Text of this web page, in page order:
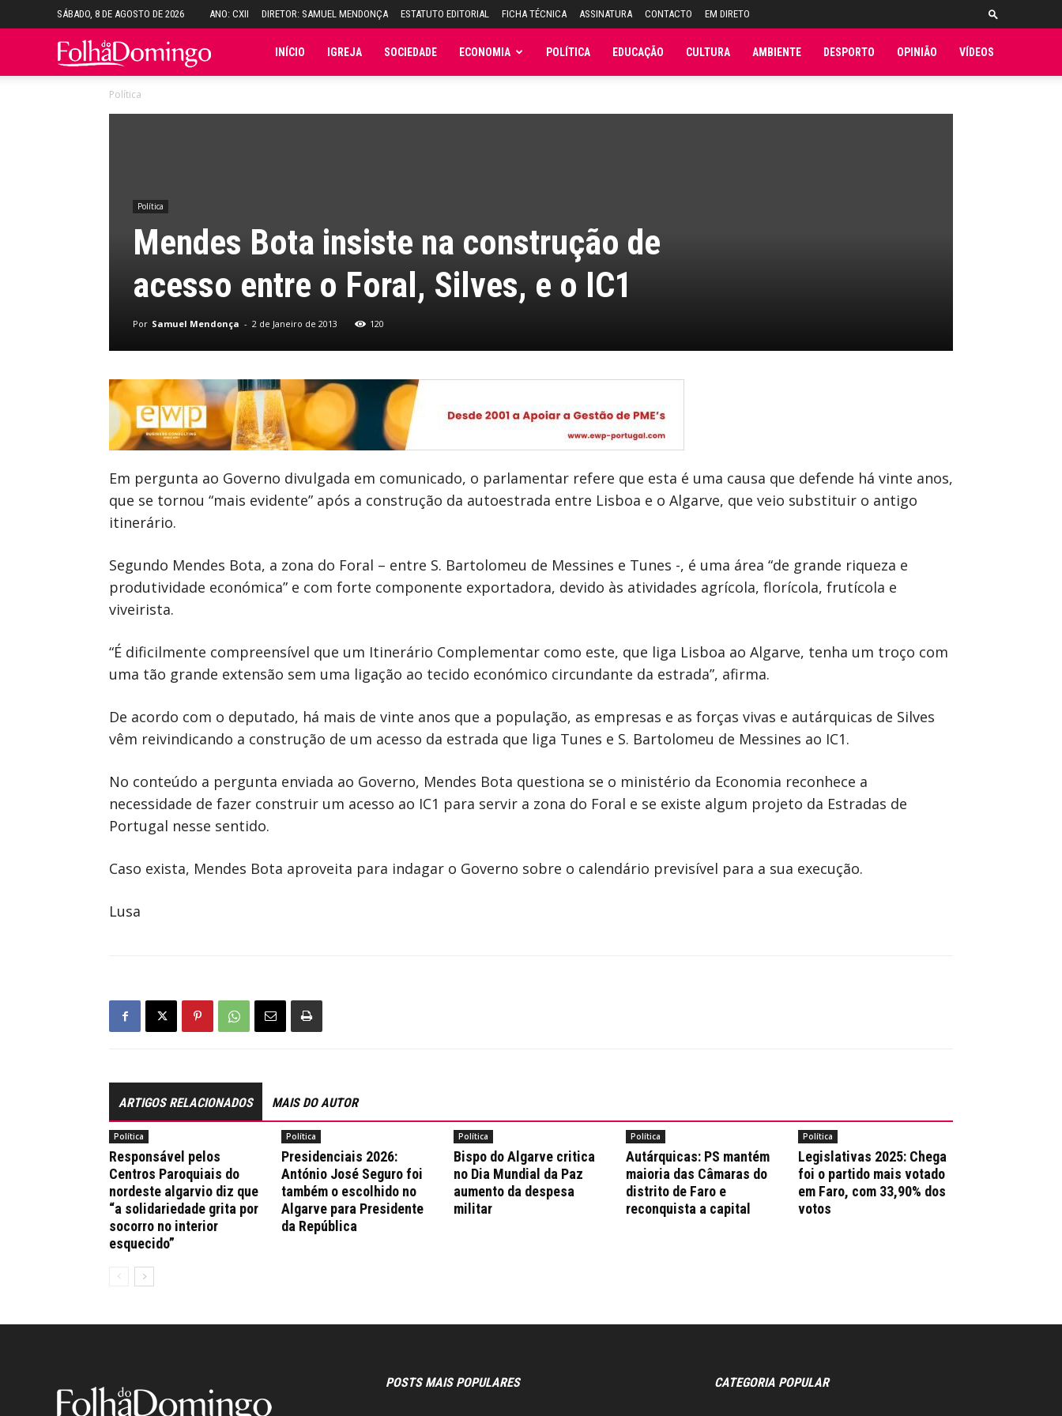
SÁBADO, 8 DE AGOSTO DE 2026 ANO: CXII DIRETOR: SAMUEL MENDONÇA ESTATUTO EDITORIAL FICHA TÉCNICA ASSINATURA CONTACTO EM DIRETO
Folha INÍCIO IGREJA SOCIEDADE ECONOMIA POLÍTICA EDUCAÇÃO CULTURA AMBIENTE DESPORTO OPINIÃO VÍDEOS
Política
Política
Mendes Bota insiste na construção de
acesso entre o Foral, Silves, e o IC1
Por Samuel Mendonça - 2 de Janeiro de 2013 120
Em pergunta ao Governo divulgada em comunicado, o parlamentar refere que esta é uma causa que defende há vinte anos,
que se tornou “mais evidente” após a construção da autoestrada entre Lisboa e o Algarve, que veio substituir o antigo
itinerário.
Segundo Mendes Bota, a zona do Foral – entre S. Bartolomeu de Messines e Tunes -, é uma área “de grande riqueza e
produtividade económica” e com forte componente exportadora, devido às atividades agrícola, florícola, frutícola e
viveirista.
“É dificilmente compreensível que um Itinerário Complementar como este, que liga Lisboa ao Algarve, tenha um troço com
uma tão grande extensão sem uma ligação ao tecido económico circundante da estrada”, afirma.
De acordo com o deputado, há mais de vinte anos que a população, as empresas e as forças vivas e autárquicas de Silves
vêm reivindicando a construção de um acesso da estrada que liga Tunes e S. Bartolomeu de Messines ao IC1.
No conteúdo a pergunta enviada ao Governo, Mendes Bota questiona se o ministério da Economia reconhece a
necessidade de fazer construir um acesso ao IC1 para servir a zona do Foral e se existe algum projeto da Estradas de
Portugal nesse sentido.
Caso exista, Mendes Bota aproveita para indagar o Governo sobre o calendário previsível para a sua execução.
Lusa
ARTIGOS RELACIONADOS MAIS DO AUTOR
Política
Responsável pelos
Centros Paroquiais do
nordeste algarvio diz que
“a solidariedade grita por
socorro no interior
esquecido”
Política
Presidenciais 2026:
António José Seguro foi
também o escolhido no
Algarve para Presidente
da República
Política
Bispo do Algarve critica
no Dia Mundial da Paz
aumento da despesa
militar
Política
Autárquicas: PS mantém
maioria das Câmaras do
distrito de Faro e
reconquista a capital
Política
Legislativas 2025: Chega
foi o partido mais votado
em Faro, com 33,90% dos
votos
POSTS MAIS POPULARES CATEGORIA POPULAR